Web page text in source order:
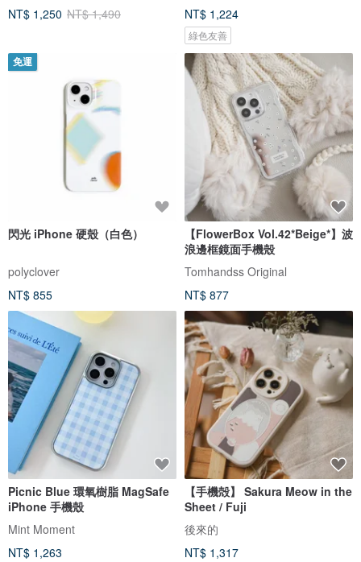
NT$ 1,250 NT$ 1,490
NT$ 1,224
綠色友善
免運
閃光 iPhone 硬殼（白色）
polyclover
NT$ 855
【FlowerBox Vol.42*Beige*】波
浪邊框鏡面手機殼
Tomhandss Original
NT$ 877
Picnic Blue 環氧樹脂 MagSafe
iPhone 手機殼
Mint Moment
NT$ 1,263
【手機殻】 Sakura Meow in the
Sheet / Fuji
後來的
NT$ 1,317